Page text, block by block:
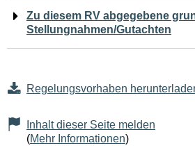
Zu diesem RV abgegebene
Stellungnahmen/Gutachten
Regelungsvorhaben
Inhalt dieser Seite melden
(Mehr Informationen)